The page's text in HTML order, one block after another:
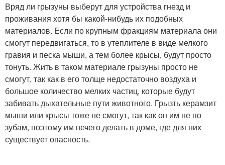
Вряд ли грызуны выберут для устройства гнезд и
проживания хотя бы какой-нибудь их подобных
материалов. Если по крупным фракциям материала они
смогут передвигаться, то в утеплителе в виде мелкого
гравия и песка мыши, а тем более крысы, будут просто
тонуть. Жить в таком материале грызуны просто не
смогут, так как в его толще недостаточно воздуха и
большое количество мелких частиц, которые будут
забивать дыхательные пути животного. Грызть керамзит
мыши или крысы тоже не смогут, так как он им не по
зубам, поэтому им нечего делать в доме, где для них
существует опасность.